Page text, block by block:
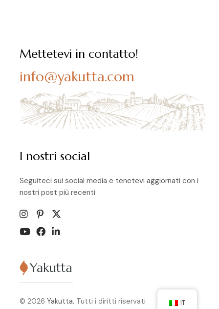
Mettetevi in contatto!
info@yakutta.com
I nostri social
Seguiteci sui social media e tenetevi aggiornati con i
nostri post più recenti
© 2026 Yakutta. Tutti i diritti riservati IT